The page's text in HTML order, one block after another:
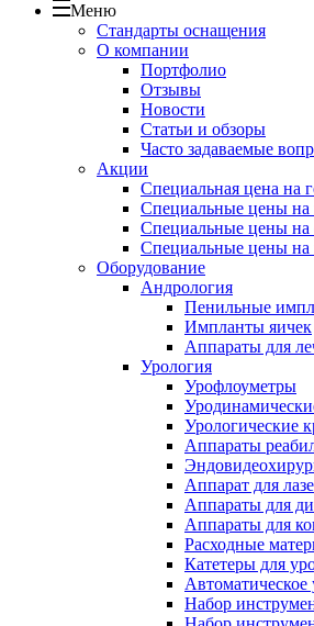
Меню
Стандарты оснащения
О компании
Портфолио
Отзывы
Новости
Статьи и обзоры
Часто задаваемые
Акции
Специальная цена на
Специальные цены на
Специальные цены на
Специальные цены на
Оборудование
Андрология
Пенильные
Импланты яичек
Аппараты для
Урология
Урофлоуметры
Урологические
Аппараты
Аппарат для
Аппараты для
Аппараты для
Расходные
Катетеры для
Автоматическое
Набор